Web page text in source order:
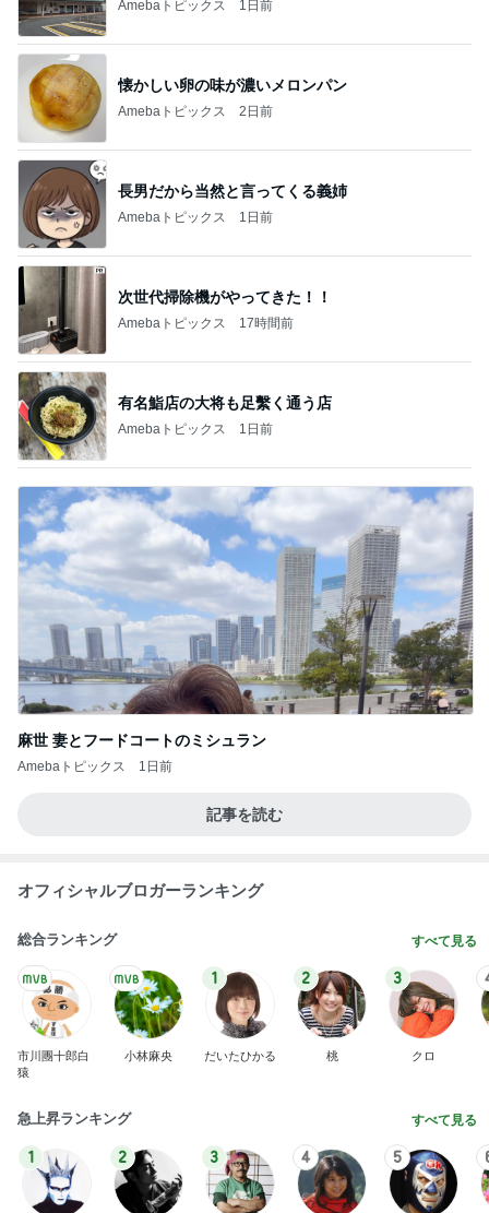
Amebaトピックス 1日前
懐かしい卵の味が濃いメロンパン
Amebaトピックス 2日前
長男だから当然と言ってくる義姉
Amebaトピックス 1日前
次世代掃除機がやってきた！！
Amebaトピックス 17時間前
有名鮨店の大将も足繫く通う店
Amebaトピックス 1日前
麻世 妻とフードコートのミシュラン
Amebaトピックス 1日前
記事を読む
オフィシャルブロガーランキング
総合ランキング すべて見る
市川團十郎白
猿
小林麻央
1
だいたひかる
2
桃
3
クロ
急上昇ランキング すべて見る
1 2 3 4 5